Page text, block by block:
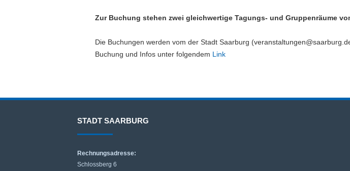
Zur Buchung stehen zwei gleichwertige Tagungs- und Gruppenräume
Die Buchungen werden vom der Stadt Saarburg
Buchung und Infos unter folgendem Link
STADT SAARBURG
Rechnungsadresse:
Schlossberg 6